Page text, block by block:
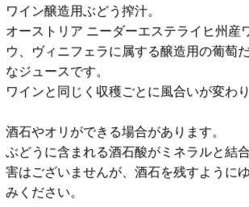
ワイン醸造用ぶどう搾汁。
オーストリア ニーダーエステライヒ州産
ウ、ヴィニフェラに属する醸造用の葡萄
なジュースです。
ワインと同じく収穫ごとに風合いが変わり
酒石やオリができる場合があります。
ぶどうに含まれる酒石酸がミネラルと結
害はございませんが、酒石を残すように
みください。